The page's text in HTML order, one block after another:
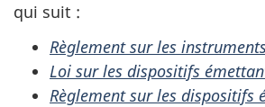
qui suit :
Règlement sur les
Loi sur les dispositifs
Règlement sur les dispositifs